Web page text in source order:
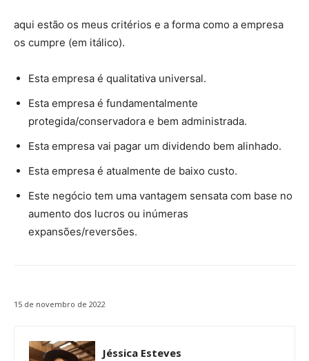
aqui estão os meus critérios e a forma como a empresa
os cumpre (em itálico).
Esta empresa é qualitativa universal.
Esta empresa é fundamentalmente
protegida/conservadora e bem administrada.
Esta empresa vai pagar um dividendo bem alinhado.
Esta empresa é atualmente de baixo custo.
Este negócio tem uma vantagem sensata com base no
aumento dos lucros ou inúmeras
expansões/reversões.
15 de novembro de 2022
Jéssica Esteves